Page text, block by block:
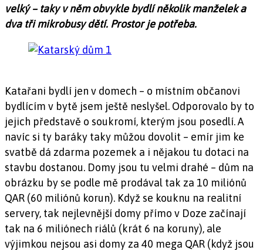
velký – taky v něm obvykle bydlí několik manželek a
dva tři mikrobusy dětí. Prostor je potřeba.
Katařani bydlí jen v domech – o místním občanovi
bydlícím v bytě jsem ještě neslyšel. Odporovalo by to
jejich představě o soukromí, kterým jsou posedlí. A
navíc si ty baráky taky můžou dovolit – emír jim ke
svatbě dá zdarma pozemek a i nějakou tu dotaci na
stavbu dostanou. Domy jsou tu velmi drahé – dům na
obrázku by se podle mě prodával tak za 10 miliónů
QAR (60 miliónů korun). Když se kouknu na realitní
servery, tak nejlevnější domy přímo v Doze začínají
tak na 6 miliónech riálů (krát 6 na koruny), ale
výjimkou nejsou asi domy za 40 mega QAR (když jsou